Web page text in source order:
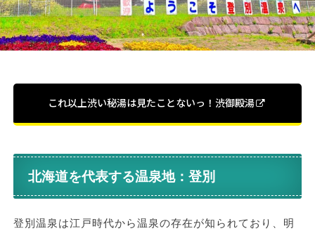
これ以上渋い秘湯は見たことないっ！渋御殿湯
北海道を代表する温泉地：登別
登別温泉は江戸時代から温泉の存在が知られており、明